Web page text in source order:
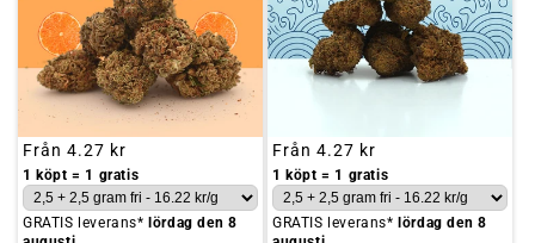
Ordinarie
pris
Från 4.27 kr
1 köpt = 1 gratis
GRATIS leverans* lördag den 8
Ordinarie
pris
Från 4.27 kr
1 köpt = 1 gratis
GRATIS leverans* lördag den 8